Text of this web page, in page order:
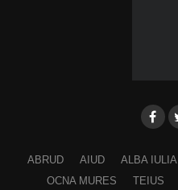
ABRUD AIUD ALBA IULIA
OCNA MURES
TEIUS